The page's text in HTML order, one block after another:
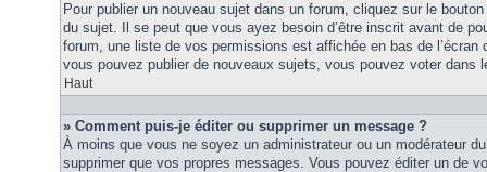
Pour publier un nouveau sujet dans un forum, cliquez sur le
du sujet. Il se peut que vous ayez besoin d’être inscrit avant de
forum, une liste de vos permissions est affichée en bas de
vous pouvez publier de nouveaux sujets, vous pouvez voter dans
Haut
» Comment puis-je éditer ou supprimer un message ?
À moins que vous ne soyez un administrateur ou un modérateur
supprimer que vos propres messages. Vous pouvez éditer un de